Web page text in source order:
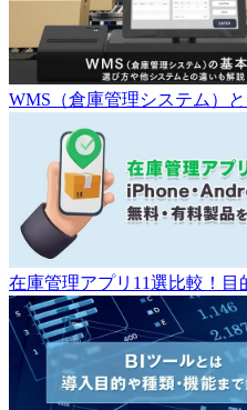
WMS（倉庫管理システム）
在庫管理アプリ11選比較！